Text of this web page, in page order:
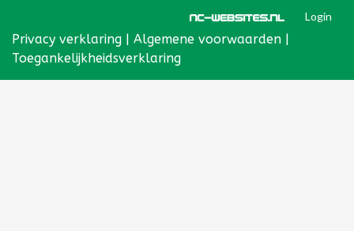
Login
Privacy verklaring | Algemene voorwaarden |
Toegankelijkheidsverklaring